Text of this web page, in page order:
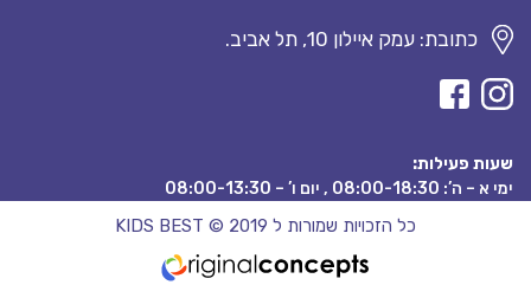
כתובת: עמק איילון 10, תל אביב.
שעות פעילות:
ימי א – ה’: 08:00-18:30 , יום ו’ – 08:00-13:30
כל הזכויות שמורות ל KIDS BEST © 2019